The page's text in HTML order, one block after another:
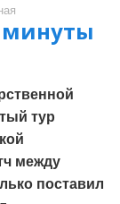
тур
между
поставил